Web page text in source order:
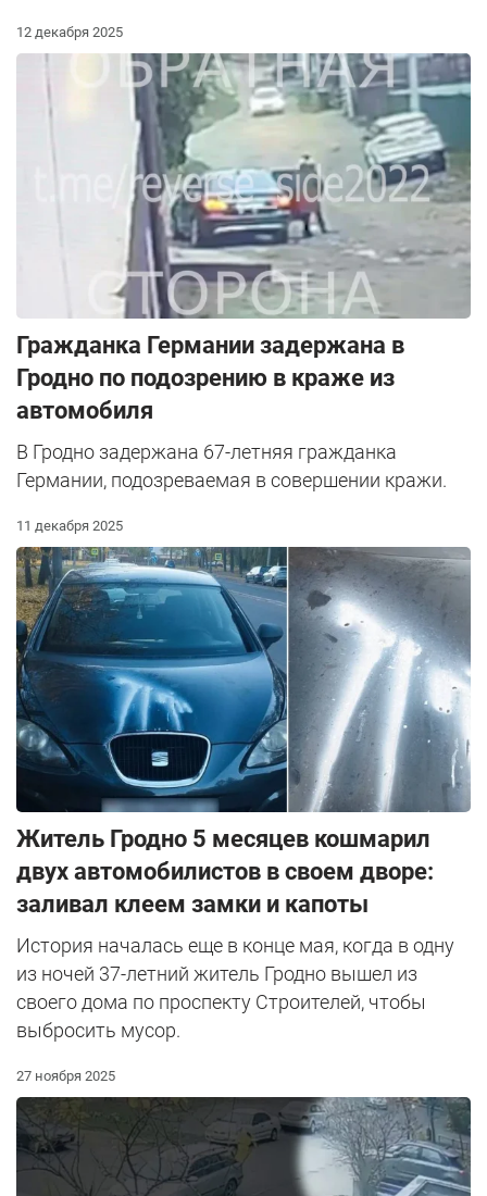
12 декабря 2025
Гражданка Германии задержана в
Гродно по подозрению в краже из
автомобиля
В Гродно задержана 67-летняя гражданка
Германии, подозреваемая в совершении кражи.
11 декабря 2025
Житель Гродно 5 месяцев кошмарил
двух автомобилистов в своем дворе:
заливал клеем замки и капоты
История началась еще в конце мая, когда в одну
из ночей 37-летний житель Гродно вышел из
своего дома по проспекту Строителей, чтобы
выбросить мусор.
27 ноября 2025